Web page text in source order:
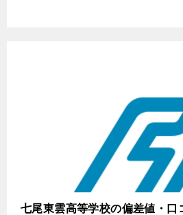
七尾東雲高等学校の偏差値・口